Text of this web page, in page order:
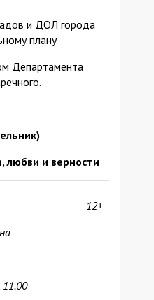
и ДОЛ города
плану
Департамента
любви и верности
12+